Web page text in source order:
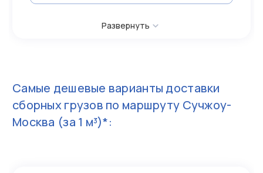
Развернуть
Самые дешевые варианты доставки
сборных грузов по маршруту Сучжоу-
Москва (за 1 м³)*: